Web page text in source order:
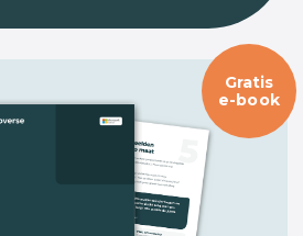
Gratis
e-book